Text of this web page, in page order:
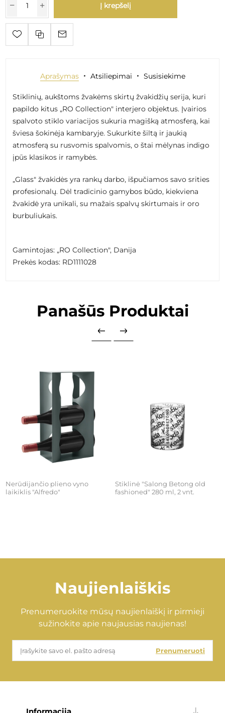
Į krepšelį
Aprašymas Atsiliepimai Susisiekime
Stiklinių, aukštoms žvakėms skirtų žvakidžių serija, kuri
papildo kitus „RO Collection" interjero objektus. Įvairios
spalvoto stiklo variacijos sukuria magišką atmosferą, kai
šviesa šokinėja kambaryje. Sukurkite šiltą ir jaukią
atmosferą su rusvomis spalvomis, o štai mėlynas indigo
įpūs klasikos ir ramybės.
„Glass" žvakidės yra rankų darbo, išpučiamos savo srities
profesionalų. Dėl tradicinio gamybos būdo, kiekviena
žvakidė yra unikali, su mažais spalvų skirtumais ir oro
burbuliukais.
Gamintojas: „RO Collection", Danija
Prekės kodas: RD1111028
Panašūs Produktai
Nerūdijančio plieno vyno
laikiklis "Alfredo"
Stiklinė "Salong Betong old
fashioned" 280 ml, 2 vnt.
Naujienlaiškis
Prenumeruokite mūsų naujienlaiškį ir pirmieji
sužinokite apie naujausias naujienas!
Prenumeruoti